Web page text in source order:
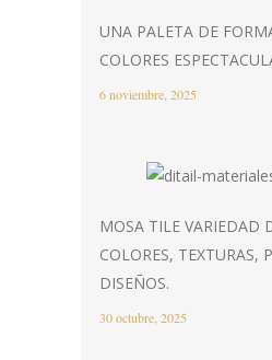
UNA PALETA DE
COLORES
6 noviembre, 2025
MOSA TILE VARIEDAD
COLORES, TEXTURAS,
DISEÑOS.
30 octubre, 2025